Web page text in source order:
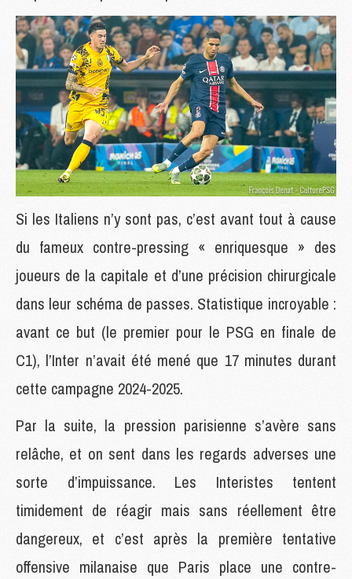
Si les Italiens n’y sont pas, c’est avant tout à cause
du fameux contre-pressing « enriquesque » des
joueurs de la capitale et d’une précision chirurgicale
dans leur schéma de passes. Statistique incroyable :
avant ce but (le premier pour le PSG en finale de
C1), l’Inter n’avait été mené que 17 minutes durant
cette campagne 2024-2025.
Par la suite, la pression parisienne s’avère sans
relâche, et on sent dans les regards adverses une
sorte d’impuissance. Les Interistes tentent
timidement de réagir mais sans réellement être
dangereux, et c’est après la première tentative
offensive milanaise que Paris place une contre-